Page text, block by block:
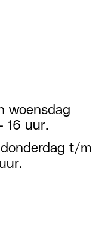
woensdag
16 uur.
t/m